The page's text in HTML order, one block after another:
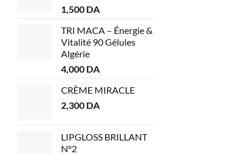
1,500 DA
TRI MACA – Énergie &
Vitalité 90 Gélules
Algérie
4,000 DA
CRÈME MIRACLE
2,300 DA
LIPGLOSS BRILLANT
N°2